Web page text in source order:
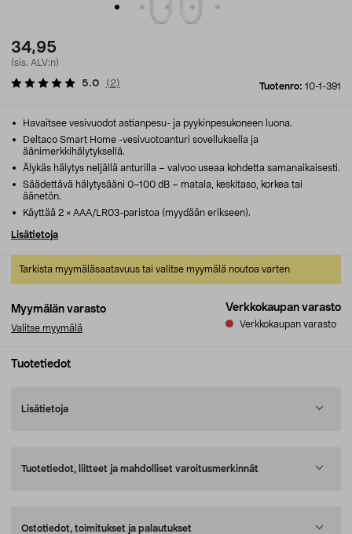
34,95
(sis. ALV:n)
Tuotenro: 10-1-391
5.0 ( 2)
Myymälän varasto
Valitse myymälä
Verkkokaupan varasto
Verkkokaupan varasto
Tarkista myymäläsaatavuus tai valitse myymälä noutoa varten
Havaitsee vesivuodot astianpesu- ja pyykinpesukoneen luona.
Deltaco Smart Home -vesivuotoanturi sovelluksella ja
äänimerkkihälytyksellä.
Älykäs hälytys neljällä anturilla – valvoo useaa kohdetta samanaikaisesti.
Säädettävä hälytysääni 0–100 dB – matala, keskitaso, korkea tai
äänetön.
Käyttää 2 × AAA/LR03-paristoa (myydään erikseen).
Lisätietoja
Tuotetiedot
Lisätietoja
Tuotetiedot, liitteet ja mahdolliset varoitusmerkinnät
Ostotiedot, toimitukset ja palautukset